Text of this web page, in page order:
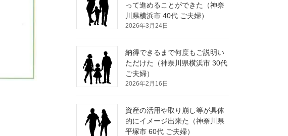
って進めることができた（神奈
川県横浜市 40代 ご夫婦）
2026年3月24日
納得できるまで何度もご説明い
ただけた（神奈川県横浜市 30代
ご夫婦）
2026年2月16日
資産の活用や取り崩し等が具体
的にイメージ出来た（神奈川県
平塚市 60代 ご夫婦）